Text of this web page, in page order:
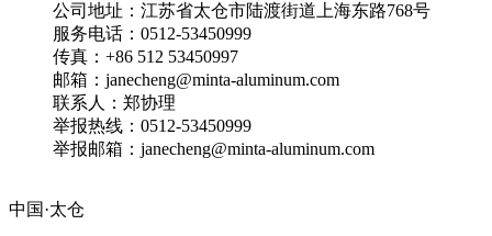
公司地址：江苏省太仓市陆渡街道上海东路768号
服务电话：0512-53450999
传真：+86 512 53450997
邮箱：janecheng@minta-aluminum.com
联系人：郑协理
举报热线：0512-53450999
举报邮箱：janecheng@minta-aluminum.com
中国·太仓